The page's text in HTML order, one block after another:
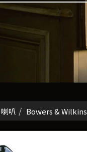
喇叭 Bowers & Wilkins